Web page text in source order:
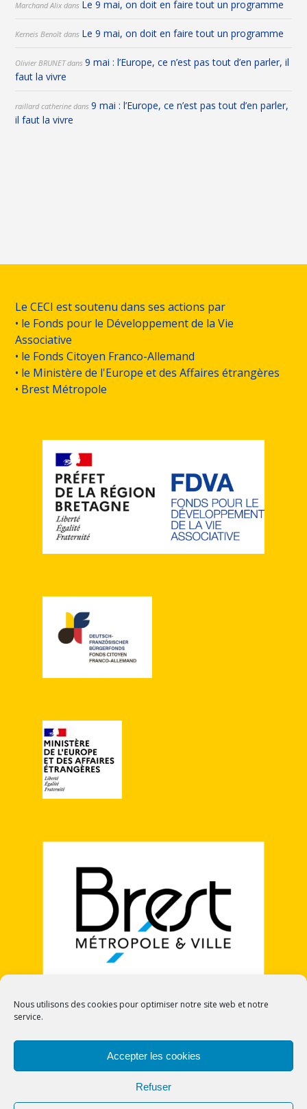
Nous utilisons des cookies pour optimiser notre site web et notre
service.
Accepter les cookies
Refuser
Marchand Alix dans Le 9 mai, on doit en faire tout un programme
Kerneis Benoît dans Le 9 mai, on doit en faire tout un programme
Olivier BRUNETdans9 mai : l’Europe, ce n’est pas tout d’en parler, il
faut la vivre
raillard catherine dans9 mai : l’Europe, ce n’est pas tout d’en parler,
il faut la vivre
Le CECI est soutenu dans ses actions par
• le Fonds pour le Développement de la Vie
Associative
• le Fonds Citoyen Franco-Allemand
• le Ministère de l'Europe et des Affaires étrangères
• Brest Métropole
POLITIQUE DE COOKIES (UE)